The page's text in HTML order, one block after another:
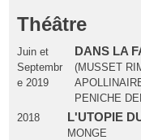
Théâtre
Juin et
Septembr
e 2019
DANS LA
(MUSSET
PENICHE
2018
L'UTOPIE
MONGE